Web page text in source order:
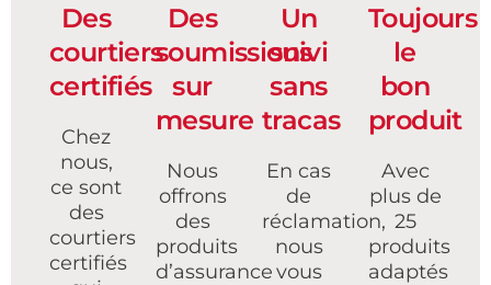
Des
courtiers
certifiés
Chez
nous,
ce sont
des
courtiers
certifiés
Des
soumissions
sur
mesure
Nous
offrons
des
produits
d’assurance
Un
suivi
sans
tracas
En cas
de
réclamation,
nous
vous
Toujours
le
bon
produit
Avec
plus de
25
produits
adaptés